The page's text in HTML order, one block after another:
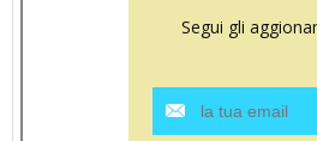
Segui gli